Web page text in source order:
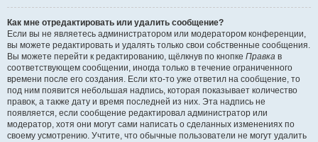
Как мне отредактировать или удалить сообщение?
Если вы не являетесь администратором или модератором конференции,
вы можете редактировать и удалять только свои собственные сообщения.
Вы можете перейти к редактированию, щёлкнув по кнопке Правка в
соответствующем сообщении, иногда только в течение ограниченного
времени после его создания. Если кто-то уже ответил на сообщение, то
под ним появится небольшая надпись, которая показывает количество
правок, а также дату и время последней из них. Эта надпись не
появляется, если сообщение редактировал администратор или
модератор, хотя они могут сами написать о сделанных изменениях по
своему усмотрению. Учтите, что обычные пользователи не могут удалить